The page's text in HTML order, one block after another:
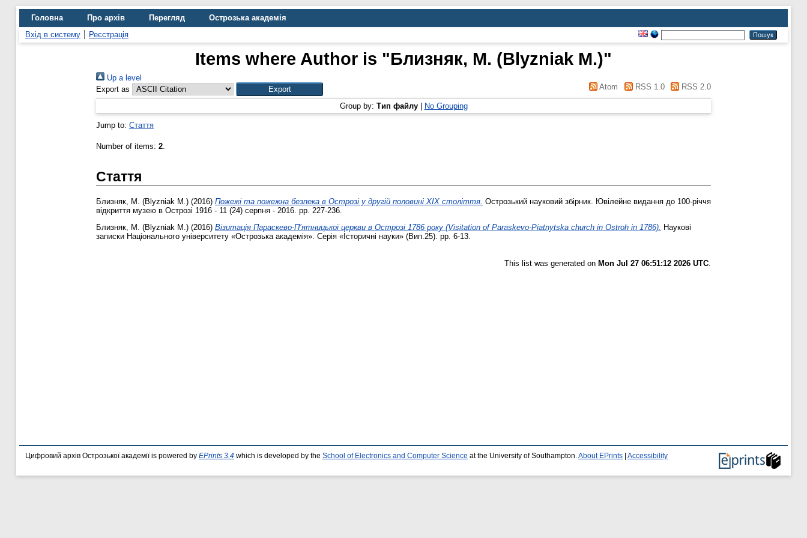
Головна Про архів Перегляд
Острозька академія
Вхід в систему
Реєстрація
Items where Author is "Близняк, М. (Blyzniak M.)"
Up a level
Export as
Atom RSS 1.0 RSS 2.0
Group by: Тип файлу| No Grouping
Jump to: Стаття
Number of items: 2.
Стаття
Близняк, М. (Blyzniak M.) (2016) Пожежі та пожежна безпека в Острозі у другій половині ХІХ століття. Острозький науковий збірник. Ювілейне видання до 100-річчя
відкриття музею в Острозі 1916 - 11 (24) серпня - 2016. pp. 227-236.
Близняк, М. (Blyzniak M.) (2016) Візитація Параскево-П’ятницької церкви в Острозі 1786 року (Visitation of Paraskevo-Piatnytska church in Ostroh in 1786).
Наукові
записки Національного університету «Острозька академія». Серія «Історичні науки» (Вип.25). pp. 6-13.
This list was generated on Mon Jul 27 06:51:12 2026 UTC
Цифровий архів Острозької академії is powered by EPrints 3.4 which is developed by the School of Electronics and Computer Science at the University of Southampton. About EPrints Accessibility